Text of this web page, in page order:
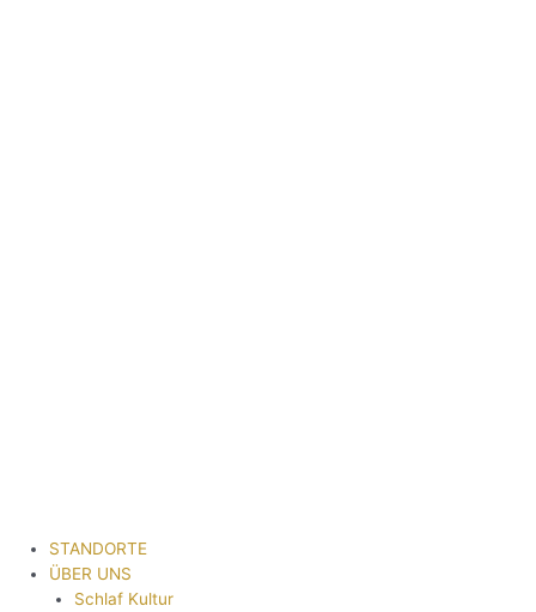
STANDORTE
ÜBER UNS
Schlaf Kultur